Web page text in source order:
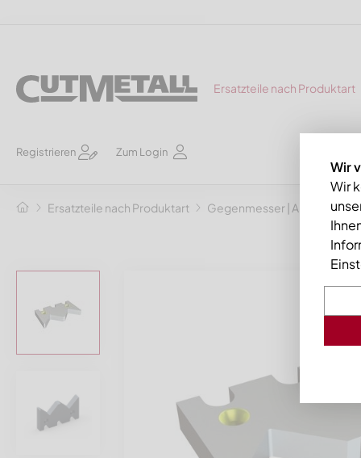
Ersatzteile nach Produktart
Registrieren Zum Login
Ersatzteile nach Produktart Gegenmesser |
Wir
Wir